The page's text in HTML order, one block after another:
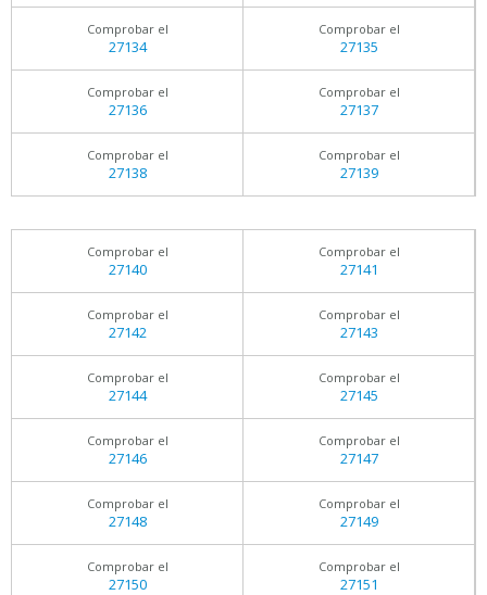
Comprobar el
27134
Comprobar el
27135
Comprobar el
27136
Comprobar el
27137
Comprobar el
27138
Comprobar el
27139
Comprobar el
27140
Comprobar el
27141
Comprobar el
27142
Comprobar el
27143
Comprobar el
27144
Comprobar el
27145
Comprobar el
27146
Comprobar el
27147
Comprobar el
27148
Comprobar el
27149
Comprobar el
27150
Comprobar el
27151